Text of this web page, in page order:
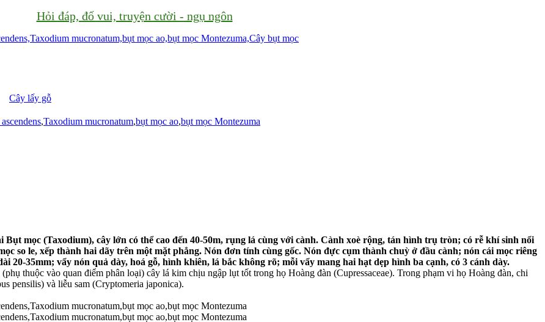
Hỏi đáp, đố vui, truyện cười - ngụ ngôn
Cây lấy gỗ
,Taxodium mucronatum,bụt mọc ao,bụt mọc Montezuma
mọc (Taxodium), cây lớn có thể cao đến 40-50m, rụng lá cùng với cành. Cành xoè rộng, tán hình trụ tròn; có rễ khí sinh nổi
so le, xếp thành hai dãy trên một mặt phẳng. Nón đơn tính cùng gốc. Nón đực cụm thành chuỳ ở đầu cành; nón cái mọc riêng
20-35mm; vẩy nón quả dày, hoá gỗ, hình khiên, lá bắc không rõ; mỗi vẩy mang hai hạt dẹp hình ba cạnh, có 3 cánh dày.
thuộc vào quan điểm phân loại) cây lá kim chịu ngập lụt tốt trong họ Hoàng đàn (Cupressaceae). Trong phạm vi họ Hoàng đàn, chi
pensilis) và liễu sam (Cryptomeria japonica).